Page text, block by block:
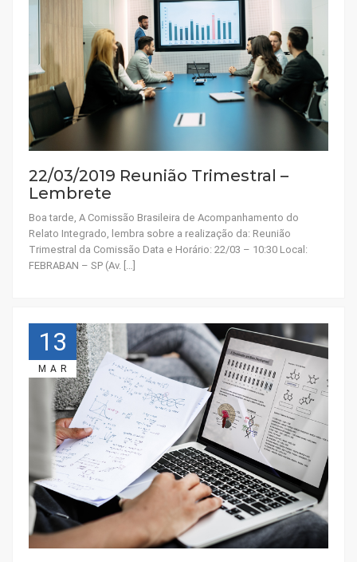
22/03/2019 Reunião Trimestral –
Lembrete
Boa tarde, A Comissão Brasileira de Acompanhamento do
Relato Integrado, lembra sobre a realização da: Reunião
Trimestral da Comissão Data e Horário: 22/03 – 10:30 Local:
FEBRABAN – SP (Av. […]
13
MAR